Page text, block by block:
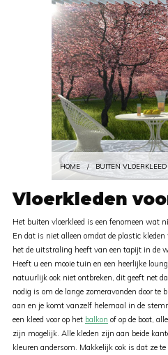
HOME / BUITEN VLOERKLEED
Vloerkleden
Het buiten vloerkleed is een fenomeen wat
En dat is niet alleen omdat de plastic
het de uitstraling heeft van een tapijt in de
Heeft u een mooie tuin en een heerlijke
natuurlijk ook niet ontbreken, dit geeft net
nodig is om de lange zomeravonden door te
aan en je komt vanzelf helemaal in de
een kleed voor op het balkon of op de boot,
zijn mogelijk. Alle kleden zijn aan beide
kleuren andersom. Makkelijk ook is dat ze